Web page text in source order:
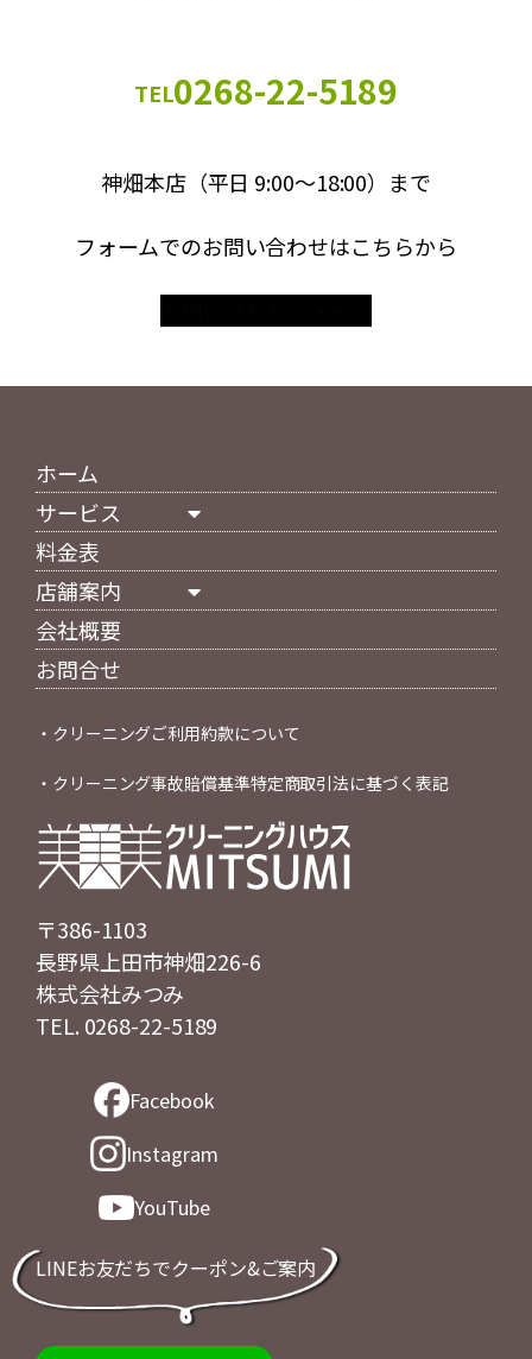
TEL0268-22-5189
神畑本店（平日 9:00～18:00）まで
フォームでのお問い合わせはこちらから
ホーム
サービス
料金表
店舗案内
会社概要
お問合せ
・ クリーニングご利用約款について
・ クリーニング事故賠償基準特定商取引法に基づく表記
〒386-1103
長野県上田市神畑226-6
株式会社みつみ
TEL. 0268-22-5189
Facebook
Instagram
YouTube
LINEお友だちでクーポン&ご案内